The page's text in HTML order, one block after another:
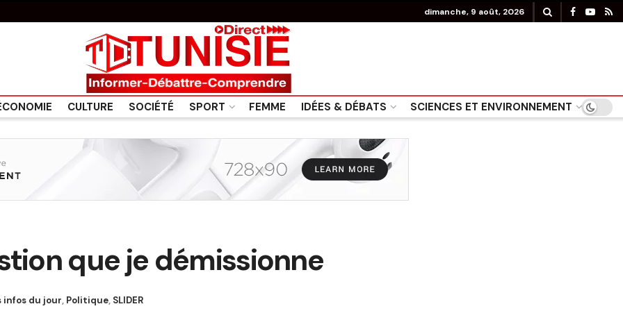
dimanche, 9 août, 2026
CULTURE SOCIÉTÉ SPORT FEMME IDÉES & DÉBATS SCIENCES ET ENVIRONNEMENT
que je démissionne
infos du jour, Politique, SLIDER